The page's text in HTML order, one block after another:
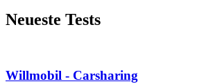
Neueste Tests
Willmobil - Carsharing